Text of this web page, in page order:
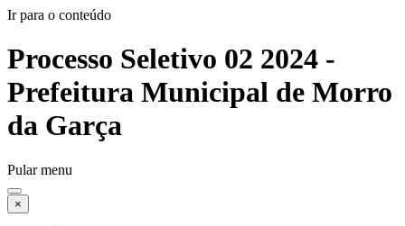
Ir para o conteúdo
Processo Seletivo 02 2024 -
Prefeitura Municipal de Morro
da Garça
Pular menu
×